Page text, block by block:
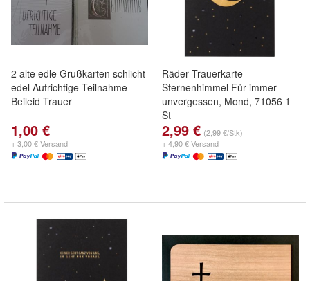
2 alte edle Grußkarten schlicht
edel Aufrichtige Teilnahme
Beileid Trauer
1,00 €
+ 3,00 € Versand
Räder Trauerkarte
Sternenhimmel Für immer
unvergessen, Mond, 71056 1
St
2,99 € (2,99 €/Stk)
+ 4,90 € Versand